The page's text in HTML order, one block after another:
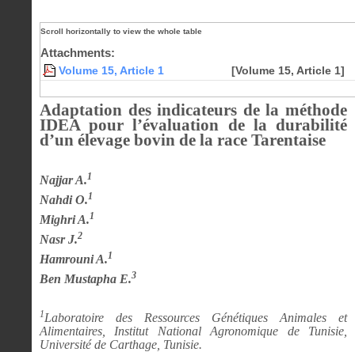
Attachments:
Volume 15, Article 1 [Volume 15, Article 1]
Adaptation des indicateurs de la méthode
IDEA pour l’évaluation de la durabilité
d’un élevage bovin de la race Tarentaise
Najjar A.1
Nahdi O.1
Mighri A.1
Nasr J.2
Hamrouni A.1
Ben Mustapha E.3
1Laboratoire des Ressources Génétiques Animales et
Alimentaires, Institut National Agronomique de Tunisie,
Université de Carthage, Tunisie.